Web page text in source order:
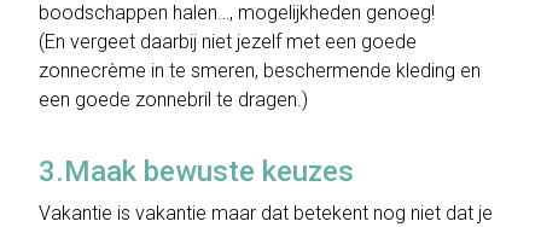
boodschappen halen…, mogelijkheden genoeg!
(En vergeet daarbij niet jezelf met een goede
zonnecrème in te smeren, beschermende kleding en
een goede zonnebril te dragen.)
3.Maak bewuste keuzes
Vakantie is vakantie maar dat betekent nog niet dat je